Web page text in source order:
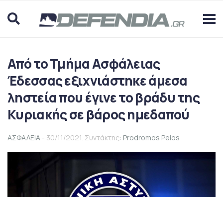
Από το Τμήμα Ασφάλειας
Έδεσσας εξιχνιάστηκε άμεσα
ληστεία που έγινε το βράδυ της
Κυριακής σε βάρος ημεδαπού
ΑΣΦΑΛΕΙΑ - 30/11/2021. Συντάκτης: Prodromos Peios